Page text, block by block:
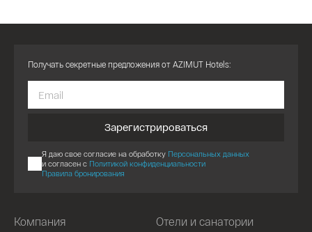
Компания Отели и санатории
Получать секретные предложения от AZIMUT Hotels:
Зарегистрироваться
Я даю свое согласие на обработку Персональных данных
и согласен с Политикой конфиденциальности
Правила бронирования